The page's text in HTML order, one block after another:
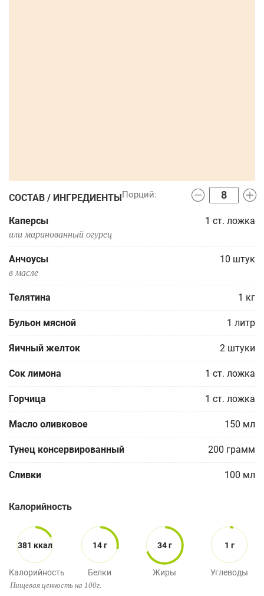
СОСТАВ / ИНГРЕДИЕНТЫ
Каперсы 1 ст. ложка
или маринованный огурец
Анчоусы 10 штук
в масле
Телятина 1 кг
Бульон мясной 1 литр
Яичный желток 2 штуки
Сок лимона 1 ст. ложка
Горчица 1 ст. ложка
Масло оливковое 150 мл
Тунец консервированный 200 грамм
Сливки 100 мл
Калорийность
381 ккал
Калорийность
14 г
Белки
34 г
Жиры
1 г
Углеводы
Пищевая ценность на 100г.